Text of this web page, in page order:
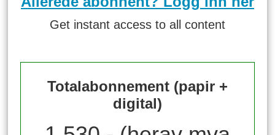
Get instant access to all content
Totalabonnement (papir +
digital)